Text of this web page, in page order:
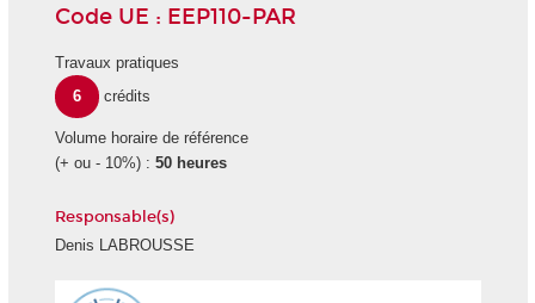
Code UE : EEP110-PAR
Travaux pratiques
6
crédits
Volume horaire de référence
(+ ou - 10%) : 50 heures
Responsable(s)
Denis LABROUSSE